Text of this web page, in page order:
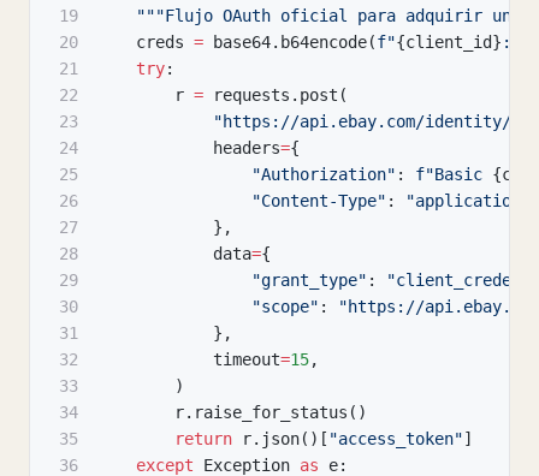
19
"""Flujo OAuth oficial para adquirir un
20
    creds
= base64. b64encode(f"{client_id} :
21
try:
22
        r
= requests . post (
23
"https://api.ebay.com/identity/v1/
24
            headers
={
25
"Authorization" : f"Basic {
26
"Content-Type" :
"application/
27
} ,
28
            data
={
29
"grant_type" :
30
"scope" :
"https://
31
} ,
32
            timeout
=15,
33
)
34
        r
. raise_for_status ( )
35
return r. json( ) [ "access_token"]
36
except Exception as e: